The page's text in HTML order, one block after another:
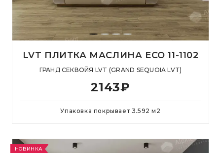
LVT ПЛИТКА МАСЛИНА ECO 11-1102
ГРАНД СЕКВОЙЯ LVT (GRAND SEQUOIA LVT)
2143₽
Упаковка покрывает 3.592 м 2
НОВИНКА